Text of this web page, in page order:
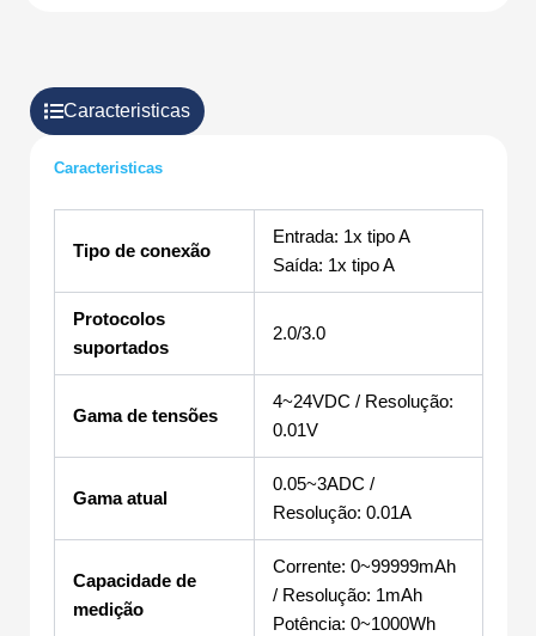
Caracteristicas
Caracteristicas
Tipo de conexão
Entrada: 1x tipo A
Saída: 1x tipo A
Protocolos
suportados
2.0/3.0
Gama de tensões
4~24VDC / Resolução:
0.01V
Gama atual
0.05~3ADC /
Resolução: 0.01A
Capacidade de
medição
Corrente: 0~99999mAh
/ Resolução: 1mAh
Potência: 0~1000Wh